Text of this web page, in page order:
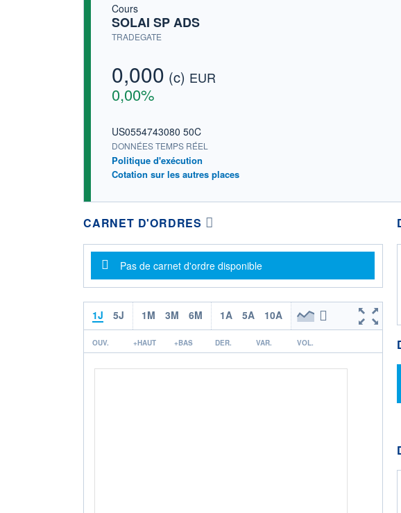
Cours
SOLAI SP ADS
TRADEGATE
0,000 (c) EUR
0,00%
US0554743080 50C
DONNÉES TEMPS RÉEL
Politique d'exécution
Cotation sur les autres places
CARNET D'ORDRES
Message d'information
Pas de carnet d'ordre disponible
1J 5J 1M 3M 6M 1A 5A 10A
OUV. +HAUT +BAS DER. VAR. VOL.